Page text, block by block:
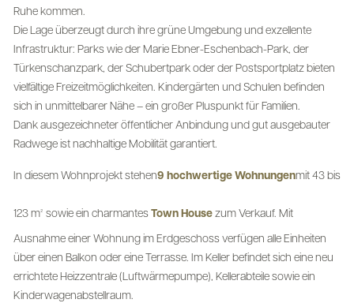
Ruhe kommen.
Die Lage überzeugt durch ihre grüne Umgebung und exzellente
Infrastruktur: Parks wie der Marie Ebner-Eschenbach-Park, der
Türkenschanzpark, der Schubertpark oder der Postsportplatz bieten
vielfältige Freizeitmöglichkeiten. Kindergärten und Schulen befinden
sich in unmittelbarer Nähe – ein großer Pluspunkt für Familien.
Dank ausgezeichneter öffentlicher Anbindung und gut ausgebauter
Radwege ist nachhaltige Mobilität garantiert.
In diesem Wohnprojekt stehen9 hochwertige Wohnungenmit 43 bis
123 m² sowie ein charmantes Town House zum Verkauf. Mit
Ausnahme einer Wohnung im Erdgeschoss verfügen alle Einheiten
über einen Balkon oder eine Terrasse. Im Keller befindet sich eine neu
errichtete Heizzentrale (Luftwärmepumpe), Kellerabteile sowie ein
Kinderwagenabstellraum.